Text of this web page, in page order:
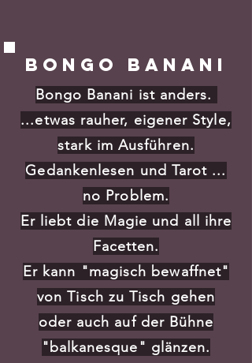
Bongo bana ni
Bongo Banani ist anders.
...etwas rauher, eigener Style,
stark im Ausführen.
Gedankenlesen und Tarot ...
no Problem.
Er liebt die Magie und all ihre
Facetten.
Er kann "magisch bewaffnet"
von Tisch zu Tisch gehen
oder auch auf der Bühne
"balkanesque" glänzen.